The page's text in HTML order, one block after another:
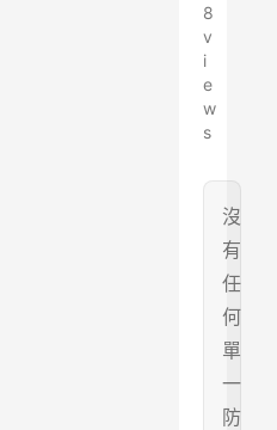
8
v
i
e
w
s
沒
有
任
何
單
一
防